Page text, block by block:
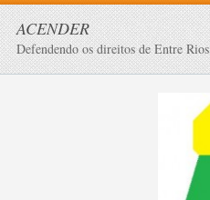
ACENDER
Defendendo os direitos de Entre Rios